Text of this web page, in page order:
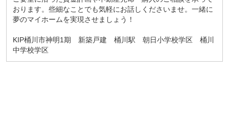
おります。些細なことでも気軽にお話しくださいませ。一緒に
夢のマイホームを実現させましょう！
KIP桶川市神明1期 新築戸建 桶川駅 朝日小学校学区 桶川
中学校学区